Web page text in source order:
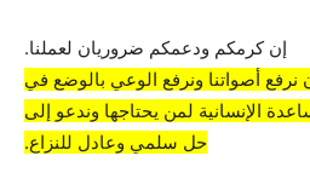
إن كرمكم ودعمكم ضروريان لعملنا.
نرفع أصواتنا ونرفع الوعي بالوضع في
الإنسانية لمن يحتاجها وندعو إلى
حل سلمي وعادل للنزاع.